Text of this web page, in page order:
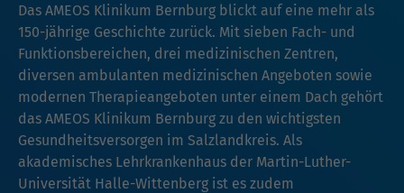
Das AMEOS Klinikum Bernburg blickt auf eine mehr als
150-jährige Geschichte zurück. Mit sieben Fach- und
Funktionsbereichen, drei medizinischen Zentren,
diversen ambulanten medizinischen Angeboten sowie
modernen Therapieangeboten unter einem Dach gehört
das AMEOS Klinikum Bernburg zu den wichtigsten
Gesundheitsversorgen im Salzlandkreis. Als
akademisches Lehrkrankenhaus der Martin-Luther-
Universität Halle-Wittenberg ist es zudem